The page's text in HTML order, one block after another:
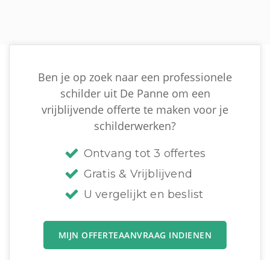
Ben je op zoek naar een professionele
schilder uit De Panne om een
vrijblijvende offerte te maken voor je
schilderwerken?
Ontvang tot 3 offertes
Gratis & Vrijblijvend
U vergelijkt en beslist
MIJN OFFERTEAANVRAAG INDIENEN